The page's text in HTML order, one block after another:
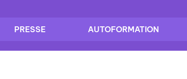
PRESSE AUTOFORMATION